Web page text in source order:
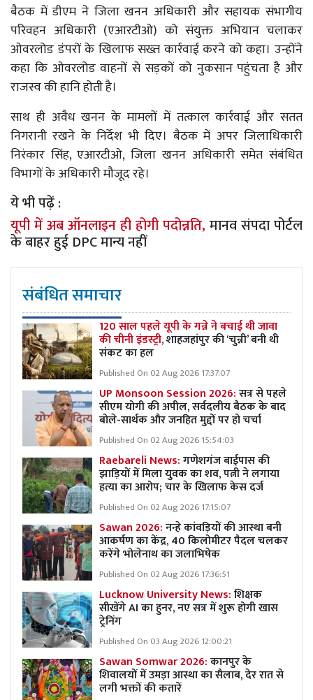
बैठक में डीएम ने जिला खनन अधिकारी और सहायक संभागीय
परिवहन अधिकारी (एआरटीओ) को संयुक्त अभियान चलाकर
ओवरलोड डंपरों के खिलाफ सख्त कार्रवाई करने को कहा। उन्होंने
कहा कि ओवरलोड वाहनों से सड़कों को नुकसान पहुंचता है और
राजस्व की हानि होती है।
साथ ही अवैध खनन के मामलों में तत्काल कार्रवाई और सतत
निगरानी रखने के निर्देश भी दिए। बैठक में अपर जिलाधिकारी
निरंकार सिंह, एआरटीओ, जिला खनन अधिकारी समेत संबंधित
विभागों के अधिकारी मौजूद रहे।
ये भी पढ़ें :
यूपी में अब ऑनलाइन ही होगी पदोन्नति, मानव संपदा पोर्टल
के बाहर हुई DPC मान्य नहीं
संबंधित समाचार
120 साल पहले यूपी के गन्ने ने बचाई थी जावा
की चीनी इंडस्ट्री,शाहजहांपुर की ‘चुन्नी’ बनी थी
संकट का हल
Published On 02 Aug 2026 17:37:07
UP Monsoon Session 2026:सत्र से पहले
सीएम योगी की अपील, सर्वदलीय बैठक के बाद
बोले-सार्थक और जनहित मुद्दों पर हो चर्चा
Published On 02 Aug 2026 15:54:03
Raebareli News:गणेशगंज बाईपास की
झाड़ियों में मिला युवक का शव, पत्नी ने लगाया
हत्या का आरोप; चार के खिलाफ केस दर्ज
Published On 02 Aug 2026 17:15:07
Sawan 2026:नन्हे कांवड़ियों की आस्था बनी
आकर्षण का केंद्र, 40 किलोमीटर पैदल चलकर
करेंगे भोलेनाथ का जलाभिषेक
Published On 02 Aug 2026 17:36:51
Lucknow University News:शिक्षक
सीखेंगे AI का हुनर, नए सत्र में शुरू होगी खास
ट्रेनिंग
Published On 03 Aug 2026 12:00:21
Sawan Somwar 2026:कानपुर के
शिवालयों में उमड़ा आस्था का सैलाब, देर रात से
लगी भक्तों की कतारें